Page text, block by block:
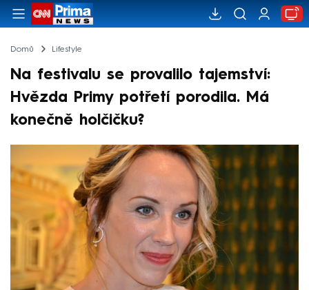
Domů Lifestyle
Na festivalu se provalilo tajemství:
Hvězda Primy potřetí porodila. Má
konečně holčičku?